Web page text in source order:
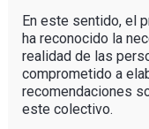
En este sentido, el
ha reconocido la
realidad de las
comprometido a
recomendaciones
este colectivo.